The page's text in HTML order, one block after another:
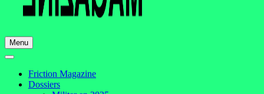
Menu
Friction Magazine
Dossiers